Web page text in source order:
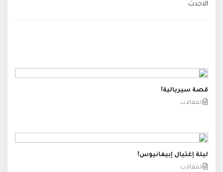
الاحدث
قصة سيريالية!
المقالات
ليلة إغتيال إبيفانيوس!
المقالات